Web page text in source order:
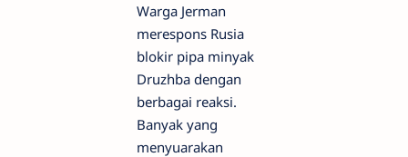
Warga Jerman
merespons Rusia
blokir pipa minyak
Druzhba dengan
berbagai reaksi.
Banyak yang
menyuarakan